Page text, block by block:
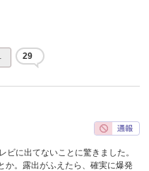
29
ビに出てないことに驚きました。
か。露出がふえたら、確実に爆発